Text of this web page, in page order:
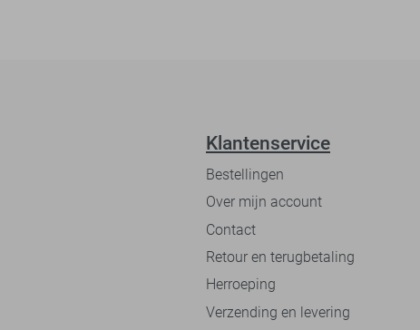
Klantenservice
Bestellingen
Over mijn account
Contact
Retour en terugbetaling
Herroeping
Verzending en levering